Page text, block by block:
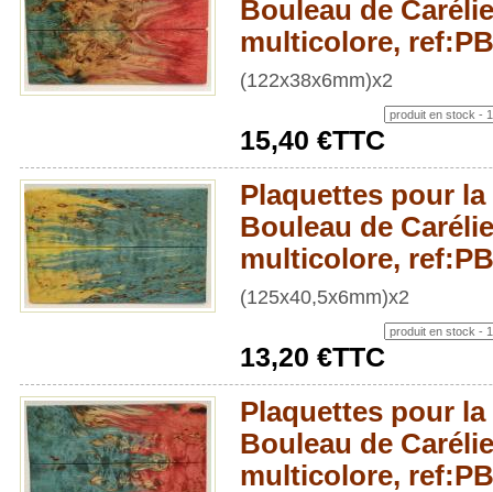
Bouleau de
multicolore,
(122x38x6mm)x2
15,40 €TTC
Plaquettes pour
Bouleau de
multicolore,
(125x40,5x6mm)x2
13,20 €TTC
Plaquettes pour
Bouleau de
multicolore,